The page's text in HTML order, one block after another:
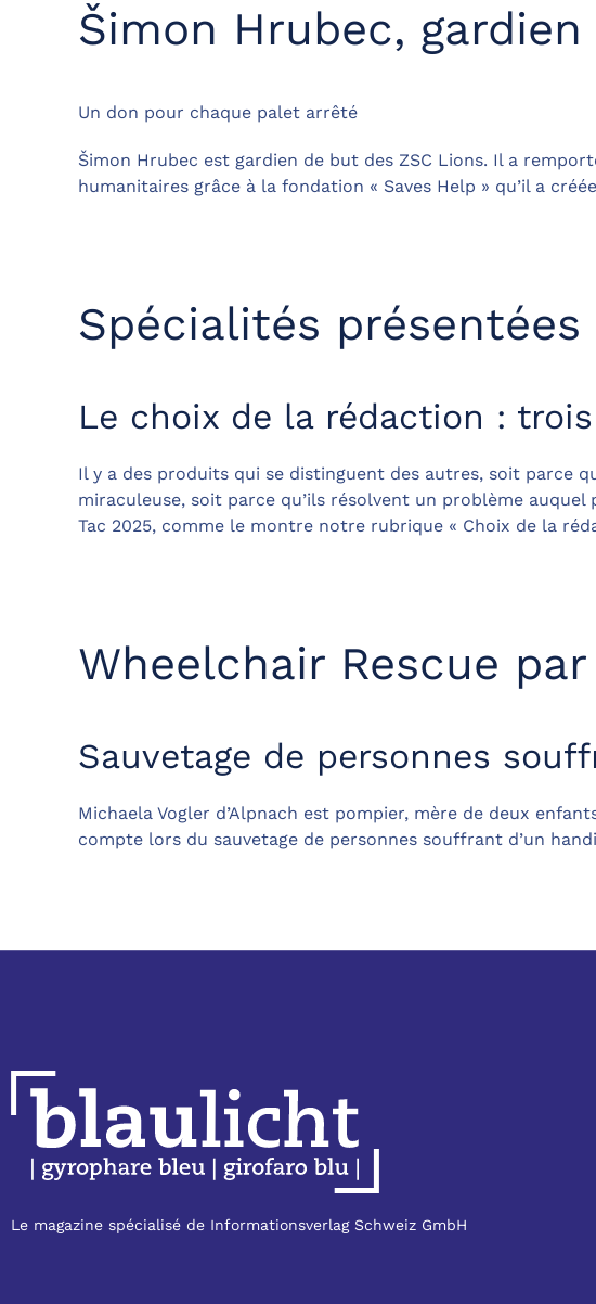
Šimon Hrubec,
Un don pour chaque palet arrêté
Šimon Hrubec est gardien de but des ZSC Lions. Il a
humanitaires grâce à la fondation « Saves Help » qu’il a
Spécialités présentées
Le choix de la rédaction :
Il y a des produits qui se distinguent des autres, soit parce
miraculeuse, soit parce qu’ils résolvent un problème auquel
Tac 2025, comme le montre notre rubrique « Choix de la
Wheelchair Rescue
Sauvetage de personnes
Michaela Vogler d’Alpnach est pompier, mère de deux
compte lors du sauvetage de personnes souffrant d’un
Le magazine spécialisé de Informationsverlag Schweiz GmbH